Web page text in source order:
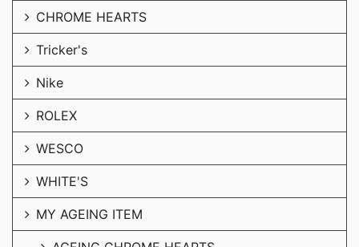
CHROME HEARTS
Tricker's
Nike
ROLEX
WESCO
WHITE'S
MY AGEING ITEM